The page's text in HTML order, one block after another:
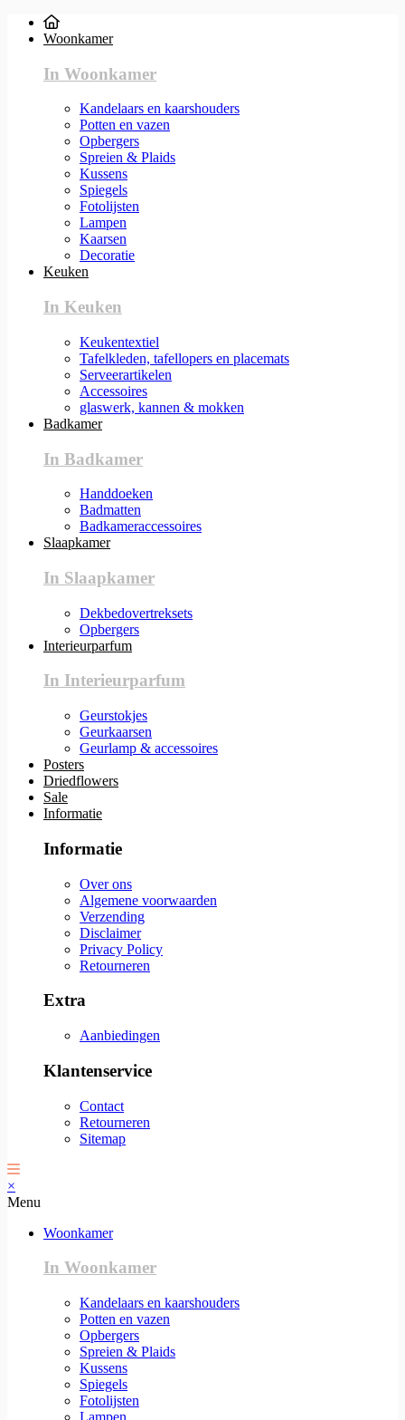
Woonkamer
In Woonkamer
Kandelaars en kaarshouders
Potten en vazen
Opbergers
Spreien & Plaids
Kussens
Spiegels
Fotolijsten
Lampen
Kaarsen
Decoratie
Keuken
In Keuken
Keukentextiel
Tafelkleden, tafellopers en placemats
Serveerartikelen
Accessoires
glaswerk, kannen & mokken
Badkamer
In Badkamer
Handdoeken
Badmatten
Badkameraccessoires
Slaapkamer
In Slaapkamer
Dekbedovertreksets
Opbergers
Interieurparfum
In Interieurparfum
Geurstokjes
Geurkaarsen
Geurlamp & accessoires
Posters
Driedflowers
Sale
Informatie
Informatie
Over ons
Algemene voorwaarden
Verzending
Disclaimer
Privacy Policy
Retourneren
Extra
Aanbiedingen
Klantenservice
Contact
Retourneren
Sitemap
×
Menu
Woonkamer
In Woonkamer
Kandelaars en kaarshouders
Potten en vazen
Opbergers
Spreien & Plaids
Kussens
Spiegels
Fotolijsten
Lampen